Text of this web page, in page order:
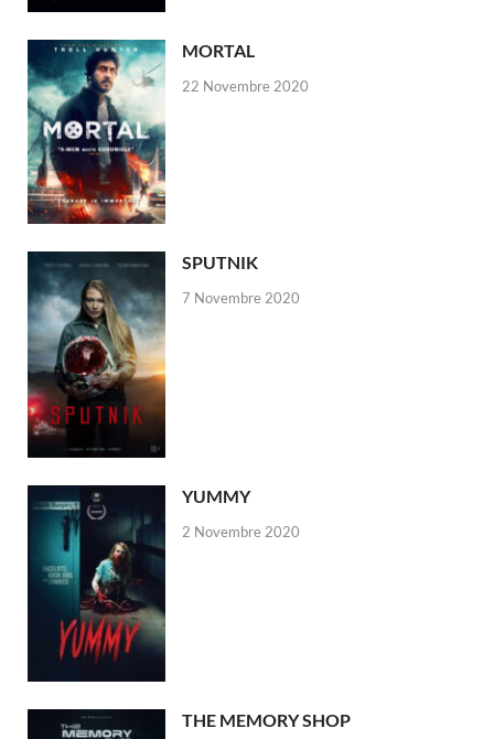
MORTAL
22 Novembre 2020
SPUTNIK
7 Novembre 2020
YUMMY
2 Novembre 2020
THE MEMORY SHOP